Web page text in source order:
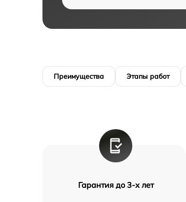
Преимущества Этапы работ
Гарантия до 3-х лет